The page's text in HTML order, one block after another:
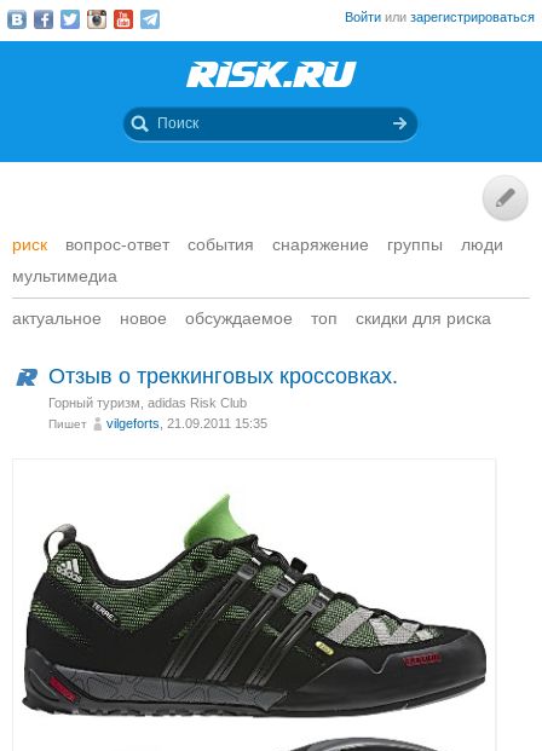
Войти или зарегистрироваться
риск вопрос-ответ события снаряжение группы
люди
мультимедиа
актуальное новое обсуждаемое топ скидки для риска
Отзыв о треккинговых кроссовках.
Горный туризм adidas Risk Club
Пишет vilgeforts , 21.09.2011 15:35